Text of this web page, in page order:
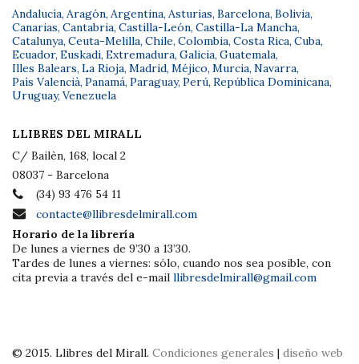
Andalucía, Aragón, Argentina, Asturias, Barcelona, Bolivia,
Canarias, Cantabria, Castilla-León, Castilla-La Mancha,
Catalunya, Ceuta-Melilla, Chile, Colombia, Costa Rica, Cuba,
Ecuador, Euskadi, Extremadura, Galicia, Guatemala,
Illes Balears, La Rioja, Madrid, Méjico, Murcia, Navarra,
País Valencià, Panamá, Paraguay, Perú, República Dominicana,
Uruguay, Venezuela
LLIBRES DEL MIRALL
C/ Bailèn, 168, local 2
08037 - Barcelona
(34) 93 476 54 11
contacte@llibresdelmirall.com
Horario de la librería
De lunes a viernes de 9’30 a 13’30.
Tardes de lunes a viernes: sólo, cuando nos sea posible, con
cita previa a través del e-mail llibresdelmirall@gmail.com
© 2015. Llibres del Mirall. Condiciones generales | diseño web